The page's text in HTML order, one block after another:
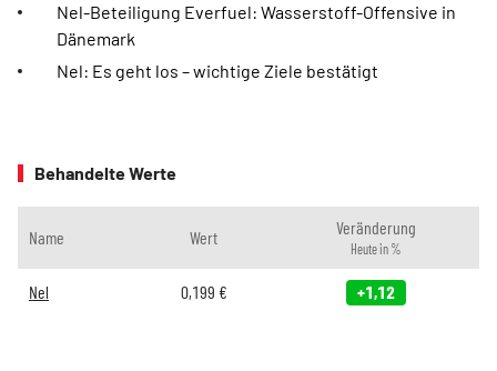
Nel-Beteiligung Everfuel: Wasserstoff-Offensive in
Dänemark
Nel: Es geht los – wichtige Ziele bestätigt
Behandelte Werte
Name Wert Veränderung
Heute in %
Nel 0,199 € +1,12